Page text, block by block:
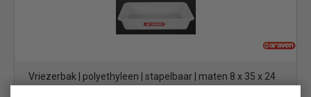
Vriezerbak | polyethyleen | stapelbaar | maten 8 x 35 x 24